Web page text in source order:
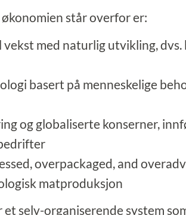
står overfor er:
med naturlig utvikling, dvs.
basert på menneskelige
og globaliserte konserner,
overpackaged, and
matproduksjon
et selv-organiserende system